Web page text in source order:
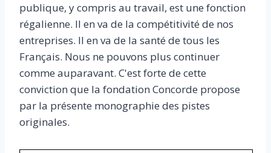
publique, y compris au travail, est une fonction
régalienne. Il en va de la compétitivité de nos
entreprises. Il en va de la santé de tous les
Français. Nous ne pouvons plus continuer
comme auparavant. C'est forte de cette
conviction que la fondation Concorde propose
par la présente monographie des pistes
originales.